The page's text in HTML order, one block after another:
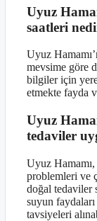
Uyuz
saatleri
Uyuz
mevsime göre
bilgiler için
etmekte fayda
Uyuz
tedaviler
Uyuz
problemleri ve
doğal tedaviler
suyun
tavsiyeleri